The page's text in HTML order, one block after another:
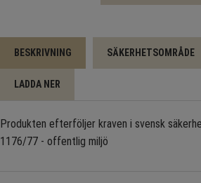
BESKRIVNING SÄKERHETSOMRÅDE
LADDA NER
Produkten efterföljer kraven i svensk
1176/77 - offentlig miljö